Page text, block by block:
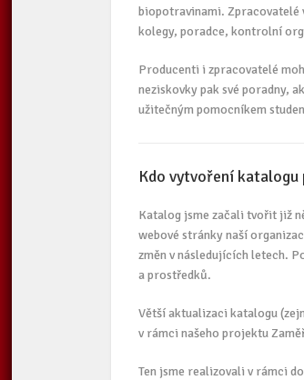
biopotravinami. Zpracovatelé
kolegy, poradce, kontrolní
Producenti i zpracovatelé
neziskovky pak své poradny,
užitečným pomocníkem
Kdo vytvoření katalogu
Katalog jsme začali tvořit již
webové stránky naší
změn v následujících letech.
a prostředků.
Větší aktualizaci katalogu
v rámci našeho projektu
Ten jsme realizovali v rámci